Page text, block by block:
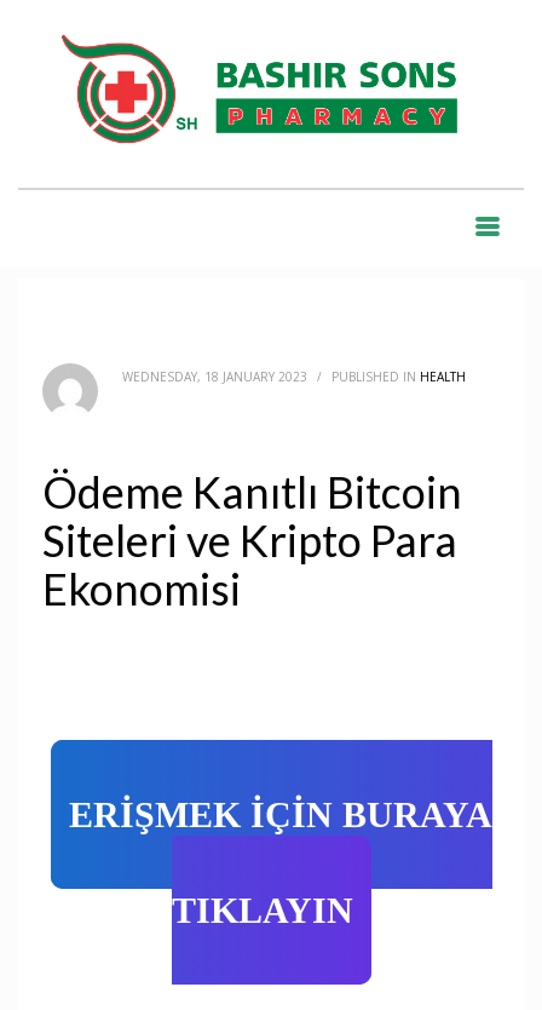
ÖDEME KANITLI BITCOIN SITELERI VE KRIPTO PARA EKONOMISI
WEDNESDAY, 18 JANUARY 2023 / PUBLISHED IN HEALTH
Ödeme Kanıtlı Bitcoin
Siteleri ve Kripto Para
Ekonomisi
ERİŞMEK İÇİN BURAYA
TIKLAYIN